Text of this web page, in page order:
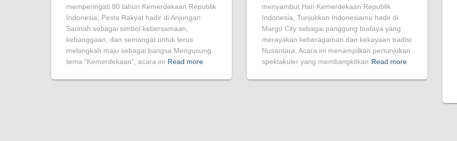
memperingati 80 tahun Kemerdekaan Republik
Indonesia, Pesta Rakyat hadir di Anjungan
Sarinah sebagai simbol kebersamaan,
kebanggaan, dan semangat untuk terus
melangkah maju sebagai bangsa.Mengusung
tema “Kemerdekaan”, acara ini Read more
menyambut Hari Kemerdekaan Republik
Indonesia, Tunjukkan Indonesiamu hadir di
Margo City sebagai panggung budaya yang
merayakan keberagaman dan kekayaan tradisi
Nusantara. Acara ini menampilkan pertunjukan
spektakuler yang membangkitkan Read more